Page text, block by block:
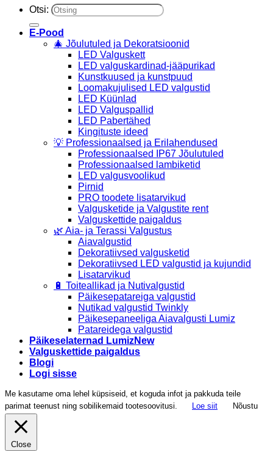
Otsi:
E-Pood
🎄 Jõulutuled ja Dekoratsioonid
LED Valguskett
LED valguskardinad-jääpurikad
Kunstkuused ja kunstpuud
Loomakujulised LED valgustid
LED Küünlad
LED Valguspallid
LED Pabertähed
Kingituste ideed
💡 Professionaalsed ja Erilahendused
Professionaalsed IP67 Jõulutuled
Professionaalsed lambiketid
LED valgusvoolikud
Pirnid
PRO toodete lisatarvikud
Valgusketide ja Valgustite rent
Valguskettide paigaldus
🌿 Aia- ja Terassi Valgustus
Aiavalgustid
Dekoratiivsed valgusketid
Dekoratiivsed LED valgustid ja kujundid
Lisatarvikud
🔋 Toiteallikad ja Nutivalgustid
Päikesepatareiga valgustid
Nutikad valgustid Twinkly
Päikesepaneeliga Aiavalgusti Lumiz
Patareidega valgustid
Päikeselaternad Lumiz
Valguskettide paigaldus
Blogi
Logi sisse
Me kasutame oma lehel küpsiseid, et koguda infot ja pakkuda teile
parimat teenust ning sobilikemaid tootesoovitusi.
Loe siit Nõustu
Close